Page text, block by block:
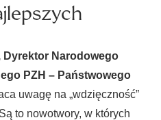
Dyrektor Narodowego
PZH – Państwowego
uwagę na „wdzięczność”
to nowotwory, w których